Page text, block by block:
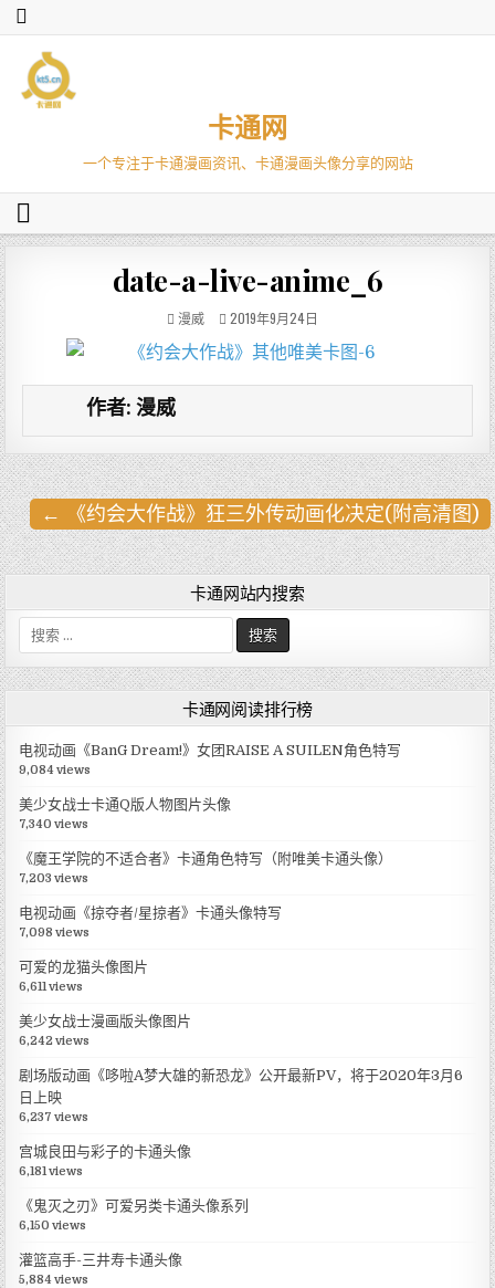
卡通网
一个专注于卡通漫画资讯、卡通漫画头像分享的网站
date-a-live-anime_6
漫威 2019年9月24日
作者: 漫威
文
章
航
← 《约会大作战》狂三外传动画化决定(附高清图)
卡通网站内搜索
搜
索
:
卡通网阅读排行榜
电视动画《BanG Dream!》女团RAISE A SUILEN角色特写
9,084 views
美少女战士卡通Q版人物图片头像
7,340 views
《魔王学院的不适合者》卡通角色特写（附唯美卡通头像）
7,203 views
电视动画《掠夺者/星掠者》卡通头像特写
7,098 views
可爱的龙猫头像图片
6,611 views
美少女战士漫画版头像图片
6,242 views
剧场版动画《哆啦A梦大雄的新恐龙》公开最新PV，将于2020年3月6
日上映
6,237 views
宫城良田与彩子的卡通头像
6,181 views
《鬼灭之刃》可爱另类卡通头像系列
6,150 views
灌篮高手-三井寿卡通头像
5,884 views